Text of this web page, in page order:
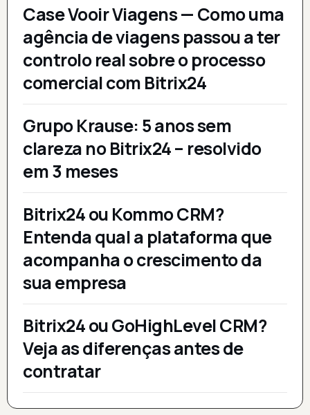
Case Vooir Viagens — Como uma
agência de viagens passou a ter
controlo real sobre o processo
comercial com Bitrix24
Grupo Krause: 5 anos sem
clareza no Bitrix24 – resolvido
em 3 meses
Bitrix24 ou Kommo CRM?
Entenda qual a plataforma que
acompanha o crescimento da
sua empresa
Bitrix24 ou GoHighLevel CRM?
Veja as diferenças antes de
contratar